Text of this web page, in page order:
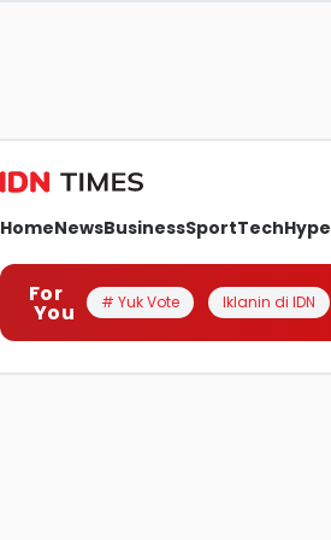
HomeNewsBusinessSportTechHype
For
You # Yuk Vote Iklanin di IDN